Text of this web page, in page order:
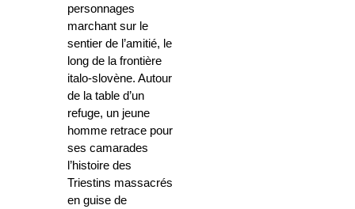
personnages
marchant sur le
sentier de l’amitié, le
long de la frontière
italo-slovène. Autour
de la table d’un
refuge, un jeune
homme retrace pour
ses camarades
l’histoire des
Triestins massacrés
en guise de